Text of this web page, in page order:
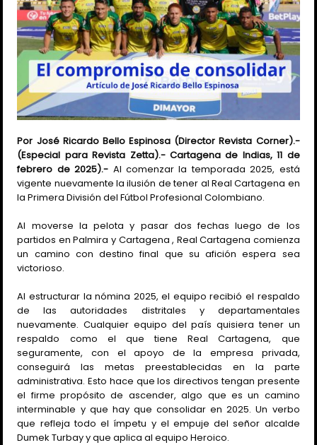
Por José Ricardo Bello Espinosa (Director Revista Corner).-
(Especial para Revista Zetta).- Cartagena de Indias, 11 de
febrero de 2025).- Al comenzar la temporada 2025, está
vigente nuevamente la ilusión de tener al Real Cartagena en
la Primera División del Fútbol Profesional Colombiano.
Al moverse la pelota y pasar dos fechas luego de los
partidos en Palmira y Cartagena , Real Cartagena comienza
un camino con destino final que su afición espera sea
victorioso.
Al estructurar la nómina 2025, el equipo recibió el respaldo
de las autoridades distritales y departamentales
nuevamente. Cualquier equipo del país quisiera tener un
respaldo como el que tiene Real Cartagena, que
seguramente, con el apoyo de la empresa privada,
conseguirá las metas preestablecidas en la parte
administrativa. Esto hace que los directivos tengan presente
el firme propósito de ascender, algo que es un camino
interminable y que hay que consolidar en 2025. Un verbo
que refleja todo el ímpetu y el empuje del señor alcalde
Dumek Turbay y que aplica al equipo Heroico.